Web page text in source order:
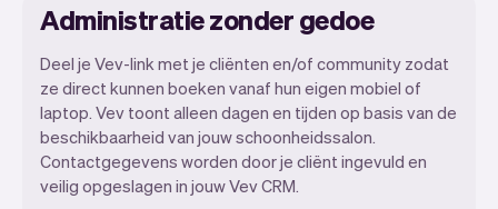
Administratie zonder gedoe
Deel je Vev-link met je cliënten en/of community zodat
ze direct kunnen boeken vanaf hun eigen mobiel of
laptop. Vev toont alleen dagen en tijden op basis van de
beschikbaarheid van jouw schoonheidssalon.
Contactgegevens worden door je cliënt ingevuld en
veilig opgeslagen in jouw Vev CRM.
Wij willen dat jij je kunt focussen op je
talent. Vev zorgt voor alle randzaken.
Van je website, communicatie,